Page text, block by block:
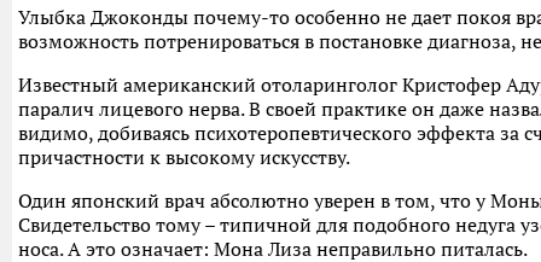
Улыбка Джоконды почему-то особенно не дает покоя
возможность потренироваться в постановке диагноза,
Известный американский отоларинголог Кристофер
паралич лицевого нерва. В своей практике он даже
видимо, добиваясь психотеропевтического эффекта
причастности к высокому искусству.
Один японский врач абсолютно уверен в том, что у
Свидетельство тому – типичной для подобного недуга
носа. А это означает: Мона Лиза неправильно питалась.